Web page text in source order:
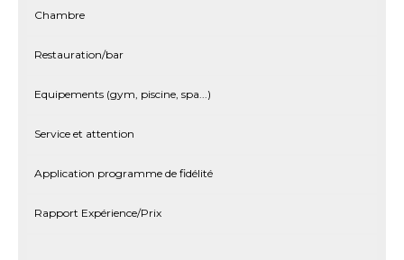
Chambre
Restauration/bar
Equipements (gym, piscine, spa...)
Service et attention
Application programme de fidélité
Rapport Expérience/Prix